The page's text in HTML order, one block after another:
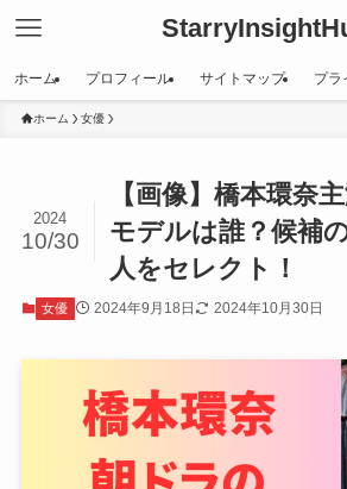
ホーム プロフィール サイトマップ プラ
ホーム 女優
【画像】橋本環奈
モデルは誰？候補
人をセレクト！
2024
10/30
女優 2024年9月18日 2024年10月30日